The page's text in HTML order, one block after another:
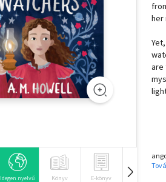
Idegen nyelvű
Könyv E-könyv Hangoskönyv
her
are